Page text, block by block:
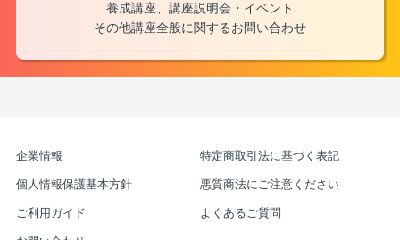
養成講座、講座説明会・イベント
その他講座全般に関するお問い合わせ
企業情報 特定商取引法に基づく表記
個人情報保護基本方針 悪質商法にご注意ください
ご利用ガイド よくあるご質問